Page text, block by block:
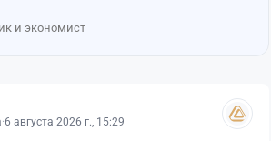
и экономист
·6 августа 2026 г., 15:29